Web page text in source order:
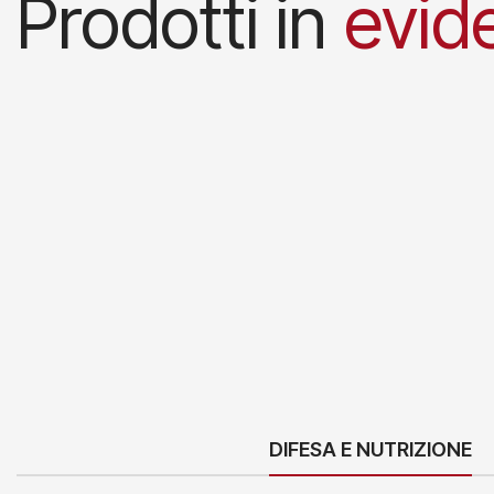
Prodotti in
DIFESA E NUTRIZIONE